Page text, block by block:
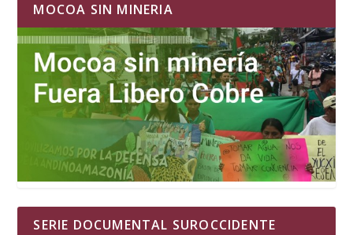
MOCOA SIN MINERIA
SERIE DOCUMENTAL SUROCCIDENTE